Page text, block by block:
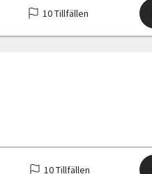
10 Tillfällen
10 Tillfällen